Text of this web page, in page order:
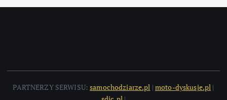
PARTNERZY SERWISU:samochodziarze.pl | moto-dyskusje.pl |